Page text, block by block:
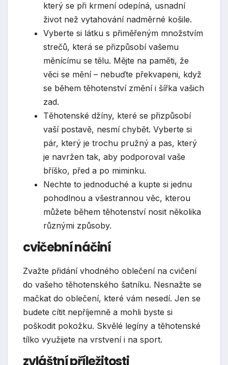
který se při krmení odepíná, usnadní
život než vytahování nadměrné košile.
Vyberte si látku s přiměřeným množstvím
strečů, která se přizpůsobí vašemu
měnícímu se tělu. Mějte na paměti, že
věci se mění – nebuďte překvapeni, když
se během těhotenství změní i šířka vašich
zad.
Těhotenské džíny, které se přizpůsobí
vaší postavě, nesmí chybět. Vyberte si
pár, který je trochu pružný a pas, který
je navržen tak, aby podporoval vaše
bříško, před a po miminku.
Nechte to jednoduché a kupte si jednu
pohodlnou a všestrannou věc, kterou
můžete během těhotenství nosit několika
různými způsoby.
cvičební náčiní
Zvažte přidání vhodného oblečení na cvičení
do vašeho těhotenského šatníku. Nesnažte se
mačkat do oblečení, které vám nesedí. Jen se
budete cítit nepříjemně a mohli byste si
poškodit pokožku. Skvělé legíny a těhotenské
tílko využijete na vrstvení i na sport.
zvláštní příležitosti